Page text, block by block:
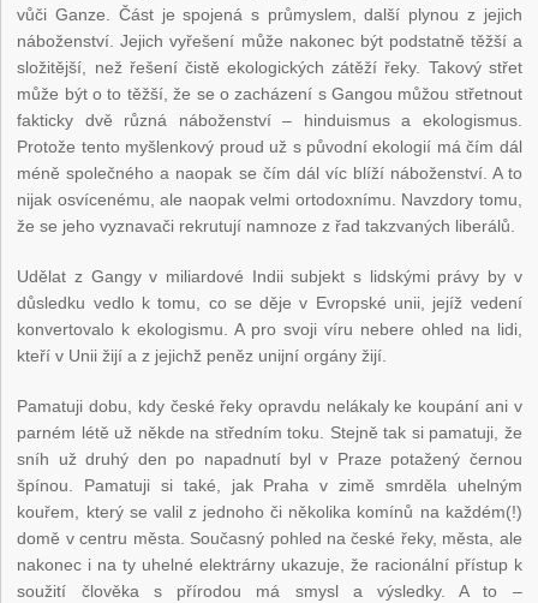
vůči Ganze. Část je spojená s průmyslem, další plynou z jejich
náboženství. Jejich vyřešení může nakonec být podstatně těžší a
složitější, než řešení čistě ekologických zátěží řeky. Takový střet
může být o to těžší, že se o zacházení s Gangou můžou střetnout
fakticky dvě různá náboženství – hinduismus a ekologismus.
Protože tento myšlenkový proud už s původní ekologií má čím dál
méně společného a naopak se čím dál víc blíží náboženství. A to
nijak osvícenému, ale naopak velmi ortodoxnímu. Navzdory tomu,
že se jeho vyznavači rekrutují namnoze z řad takzvaných liberálů.
Udělat z Gangy v miliardové Indii subjekt s lidskými právy by v
důsledku vedlo k tomu, co se děje v Evropské unii, jejíž vedení
konvertovalo k ekologismu. A pro svoji víru nebere ohled na lidi,
kteří v Unii žijí a z jejichž peněz unijní orgány žijí.
Pamatuji dobu, kdy české řeky opravdu nelákaly ke koupání ani v
parném létě už někde na středním toku. Stejně tak si pamatuji, že
sníh už druhý den po napadnutí byl v Praze potažený černou
špínou. Pamatuji si také, jak Praha v zimě smrděla uhelným
kouřem, který se valil z jednoho či několika komínů na každém(!)
domě v centru města. Současný pohled na české řeky, města, ale
nakonec i na ty uhelné elektrárny ukazuje, že racionální přístup k
soužití člověka s přírodou má smysl a výsledky. A to –